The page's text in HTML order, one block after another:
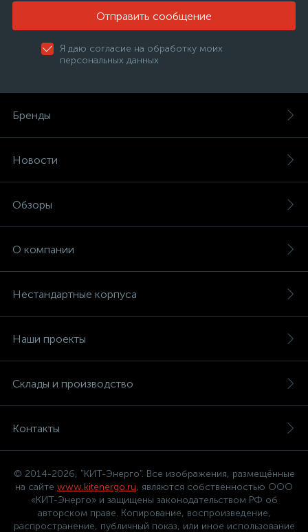
Отправить сообщение
Я даю согласие на обработку моих
персональных данных
Бренды
Новости
Обзоры
О компании
Нестандартные корпуса
Наши проекты
Склады и производство
Контакты
© 2014-2026, "КИТ-Энерго". Все изображения, размещённые
на сайте www.kitenergo.ru, являются собственностью ООО
«КИТ-Энерго» и защищены законодательством РФ об
авторском праве. Копирование, воспроизведение,
распространение, публичный показ, или иное использование